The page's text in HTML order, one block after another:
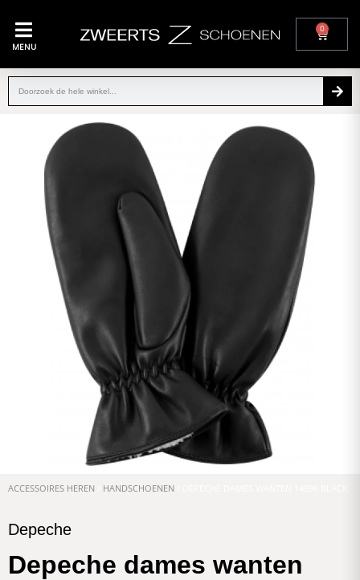
MENU
0
ACCESSOIRES HEREN HANDSCHOENEN
Depeche
Depeche dames wanten